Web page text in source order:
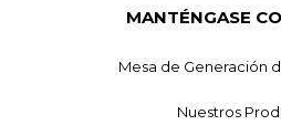
MANTÉNGASE
Mesa de Generación
Nuestros